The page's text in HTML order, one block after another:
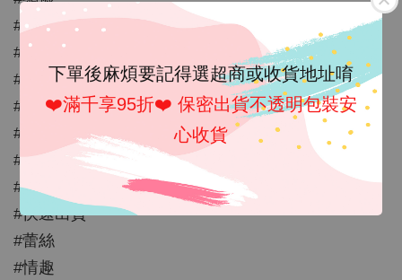
下單後麻煩要記得選超商或收貨地址唷
❤️滿千享95折❤️ 保密出貨不透明包裝安
心收貨
#歐美
#情趣內衣
#情趣睡衣
#性感
#情人節禮物
#撞色
#今日最便宜
#快速出貨
#蕾絲
#情趣